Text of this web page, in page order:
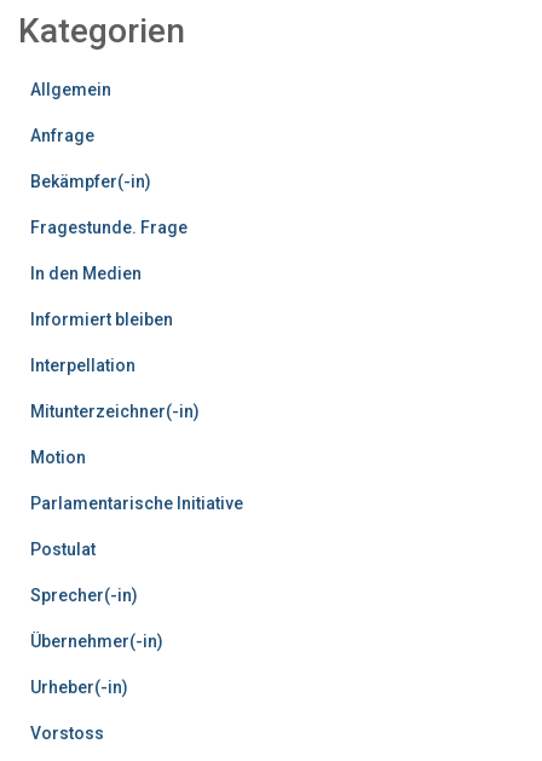
Kategorien
Allgemein
Anfrage
Bekämpfer(-in)
Fragestunde. Frage
In den Medien
Informiert bleiben
Interpellation
Mitunterzeichner(-in)
Motion
Parlamentarische Initiative
Postulat
Sprecher(-in)
Übernehmer(-in)
Urheber(-in)
Vorstoss